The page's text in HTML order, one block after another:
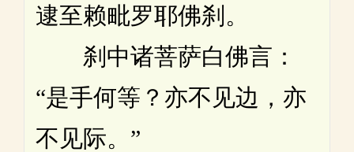
逮至赖毗罗耶佛刹。
刹中诸菩萨白佛言：
“是手何等？亦不见边，亦
不见际。”